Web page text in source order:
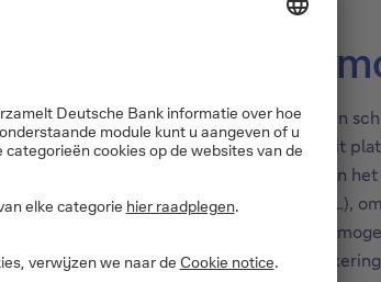
over mijn
doen we niet op een vel papier dat in een
Banker toegang tot hebben. Op dit
om een gestructureerde inventaris van
kunstwerken, juwelen …),
toe om de evolutie van uw
uitbetaling van een groepsverzekering